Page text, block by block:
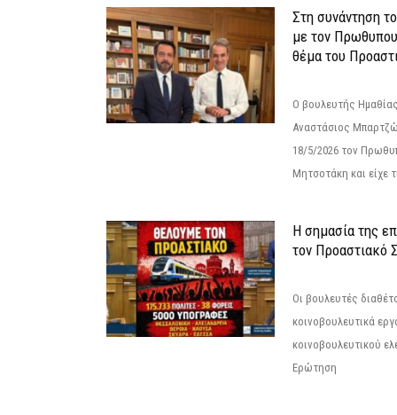
Στη συνάντηση
με τον
θέμα του
Ο βουλευτής
Αναστάσιος
18/5/2026 τον
Μητσοτάκη και είχε
Η σημασία της
τον Προαστιακό
Οι βουλευτές
κοινοβουλευτικά
κοινοβουλευτικού
Ερώτηση